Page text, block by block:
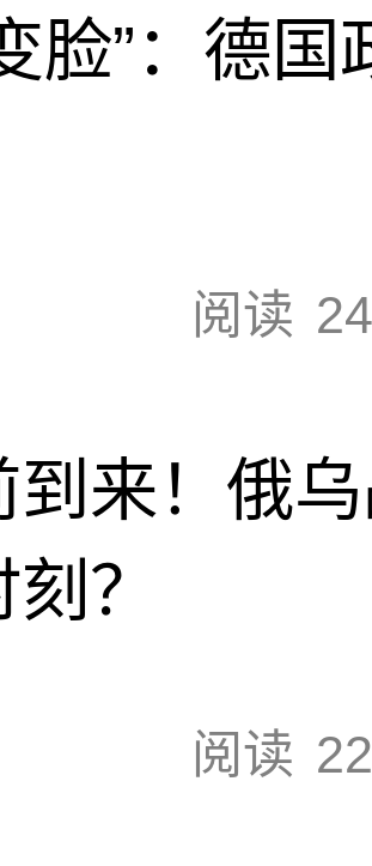
脸”：德国
阅读
来！俄
？
阅读